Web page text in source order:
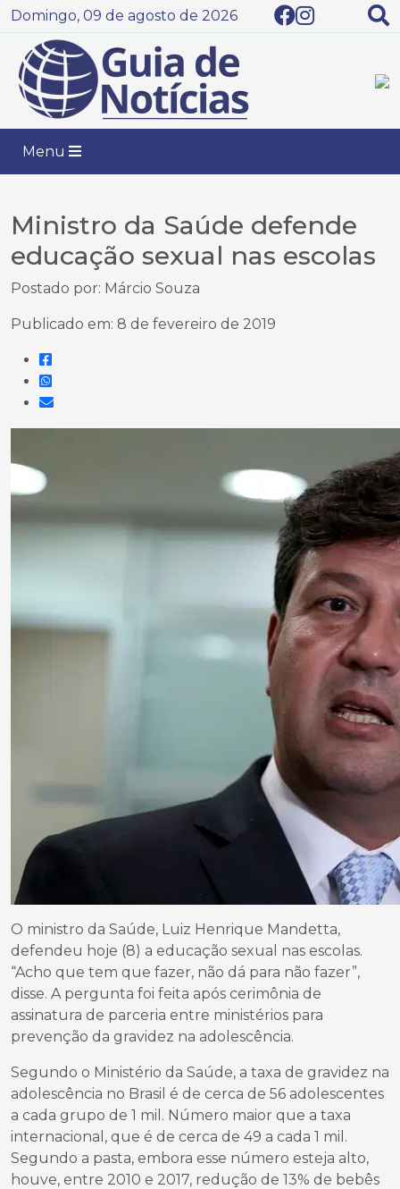
Domingo, 09 de agosto de 2026
Menu
Ministro da Saúde defende
educação sexual nas escolas
Postado por: Márcio Souza
Publicado em: 8 de fevereiro de 2019
O ministro da Saúde, Luiz Henrique Mandetta,
defendeu hoje (8) a educação sexual nas escolas.
“Acho que tem que fazer, não dá para não fazer”,
disse. A pergunta foi feita após cerimônia de
assinatura de parceria entre ministérios para
prevenção da gravidez na adolescência.
Segundo o Ministério da Saúde, a taxa de gravidez na
adolescência no Brasil é de cerca de 56 adolescentes
a cada grupo de 1 mil. Número maior que a taxa
internacional, que é de cerca de 49 a cada 1 mil.
Segundo a pasta, embora esse número esteja alto,
houve, entre 2010 e 2017, redução de 13% de bebês